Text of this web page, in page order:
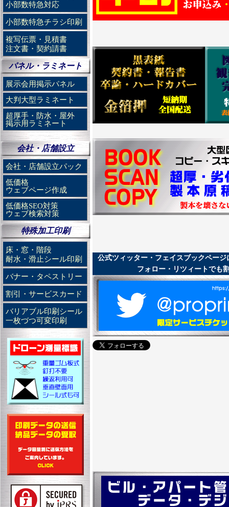
小部数特急対応
小部数特急チラシ印刷
複写伝票・見積書
注文書・契約請書
パネル・ラミネート
展示会用掲示パネル
大判大型ラミネート
超厚手・防水・屋外
掲示用ラミネート
会社・店舗設立
会社・店舗設立パック
低価格
ウェブページ作成
低価格SEO対策
ウェブ検索対策
特殊加工印刷
床・窓・階段
耐水・滑止シール印刷
バナー・タペストリー
割引・サービスカード
バリアブル印刷シール
一枚づつ可変印刷
公式ツィッター・フェイスブックペー
フォロー・リツィートでも